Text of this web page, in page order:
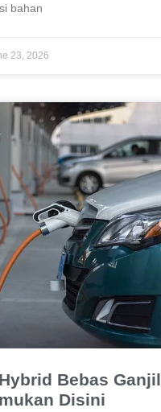
bahan
23, 2026
Bebas Ganjil
Disini